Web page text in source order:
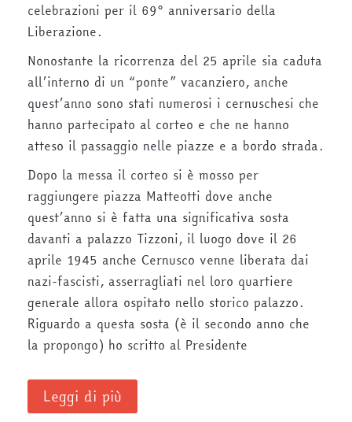
celebrazioni per il 69° anniversario della
Liberazione.
Nonostante la ricorrenza del 25 aprile sia caduta
all’interno di un “ponte” vacanziero, anche
quest’anno sono stati numerosi i cernuschesi che
hanno partecipato al corteo e che ne hanno
atteso il passaggio nelle piazze e a bordo strada.
Dopo la messa il corteo si è mosso per
raggiungere piazza Matteotti dove anche
quest’anno si è fatta una significativa sosta
davanti a palazzo Tizzoni, il luogo dove il 26
aprile 1945 anche Cernusco venne liberata dai
nazi-fascisti, asserragliati nel loro quartiere
generale allora ospitato nello storico palazzo.
Riguardo a questa sosta (è il secondo anno che
la propongo) ho scritto al Presidente
Leggi di più